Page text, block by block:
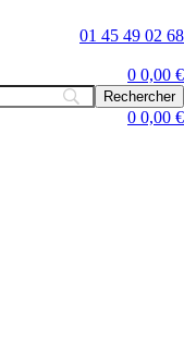
01 45 49 02 68
0 0,00 €
0 0,00 €